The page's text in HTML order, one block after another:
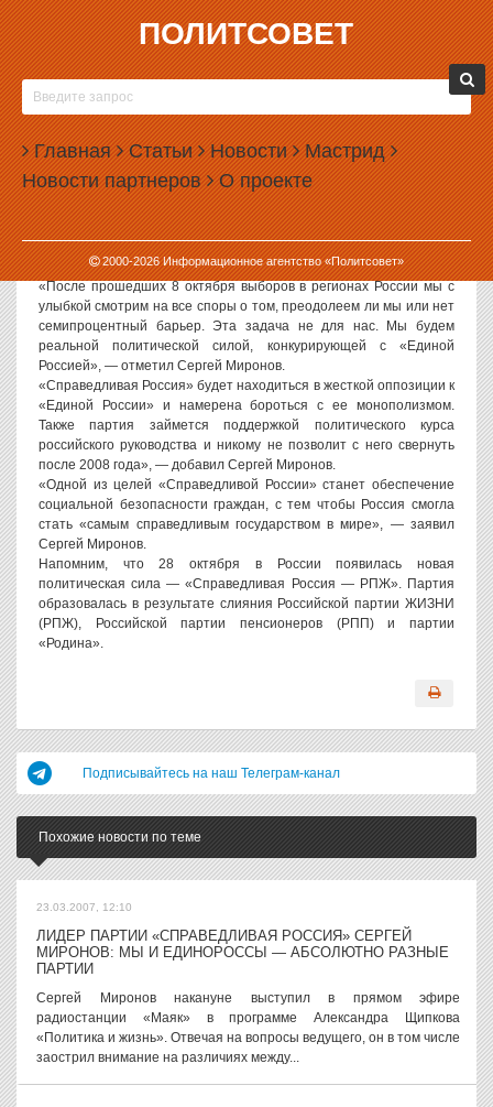
ПОЛИТСОВЕТ
Главная Статьи Новости Мастрид
Новости партнеров О проекте
2000-2026Информационное агентство «Политсовет»
30.10.2006, 09:11
ЛИДЕР «СПРАВЕДЛИВОЙ РОССИИ — РПЖ»
СЕРГЕЙ МИРОНОВ: МЫ НАМЕРЕНЫ
БОРОТЬСЯ С МОНОПОЛИЗМОМ «ЕДИНОЙ
РОССИИ»
Политсовет, 30.10.2006. «Я уверен в успехе «Справедливой
России — РПЖ» на ближайших выборах», — заявил Спикер
Совета Федерации России, лидер созданной партии
«Справедливая Россия — РПЖ» Сергей Миронов.
«После прошедших 8 октября выборов в регионах России мы с
улыбкой смотрим на все споры о том, преодолеем ли мы или нет
семипроцентный барьер. Эта задача не для нас. Мы будем
реальной политической силой, конкурирующей с «Единой
Россией», — отметил Сергей Миронов.
«Справедливая Россия» будет находиться в жесткой оппозиции к
«Единой России» и намерена бороться с ее монополизмом.
Также партия займется поддержкой политического курса
российского руководства и никому не позволит с него свернуть
после 2008 года», — добавил Сергей Миронов.
«Одной из целей «Справедливой России» станет обеспечение
социальной безопасности граждан, с тем чтобы Россия смогла
стать «самым справедливым государством в мире», — заявил
Сергей Миронов.
Напомним, что 28 октября в России появилась новая
политическая сила — «Справедливая Россия — РПЖ». Партия
образовалась в результате слияния Российской партии ЖИЗНИ
(РПЖ), Российской партии пенсионеров (РПП) и партии
«Родина».
Подписывайтесь на наш Телеграм-канал
Похожие новости по теме
23.03.2007, 12:10
ЛИДЕР ПАРТИИ «СПРАВЕДЛИВАЯ РОССИЯ» СЕРГЕЙ
МИРОНОВ: МЫ И ЕДИНОРОССЫ — АБСОЛЮТНО РАЗНЫЕ
ПАРТИИ
Сергей Миронов накануне выступил в прямом эфире
радиостанции «Маяк» в программе Александра Щипкова
«Политика и жизнь». Отвечая на вопросы ведущего, он в том числе
заострил внимание на различиях между...